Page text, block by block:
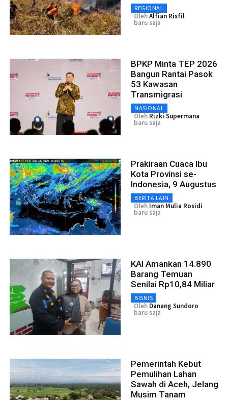
REGIONAL
OlehAlfian Risfil
baru saja
BPKP Minta TEP 2026
Bangun Rantai Pasok
53 Kawasan
Transmigrasi
NASIONAL
Oleh Rizki Supermana
baru saja
Prakiraan Cuaca Ibu
Kota Provinsi se-
Indonesia, 9 Augustus
BERITA LAIN
Oleh Iman Mulia Rosidi
baru saja
KAI Amankan 14.890
Barang Temuan
Senilai Rp10,84 Miliar
BISNIS
Oleh Danang Sundoro
baru saja
Pemerintah Kebut
Pemulihan Lahan
Sawah di Aceh, Jelang
Musim Tanam